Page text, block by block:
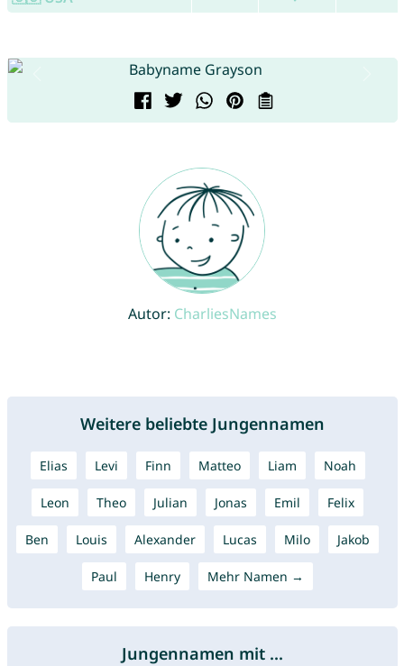
Autor: CharliesNames
Weitere beliebte Jungennamen
Elias Levi Finn Matteo Liam Noah
Leon Theo Julian Jonas Emil Felix
Ben Louis Alexander Lucas Milo Jakob
Paul Henry Mehr Namen →
Jungennamen mit ...